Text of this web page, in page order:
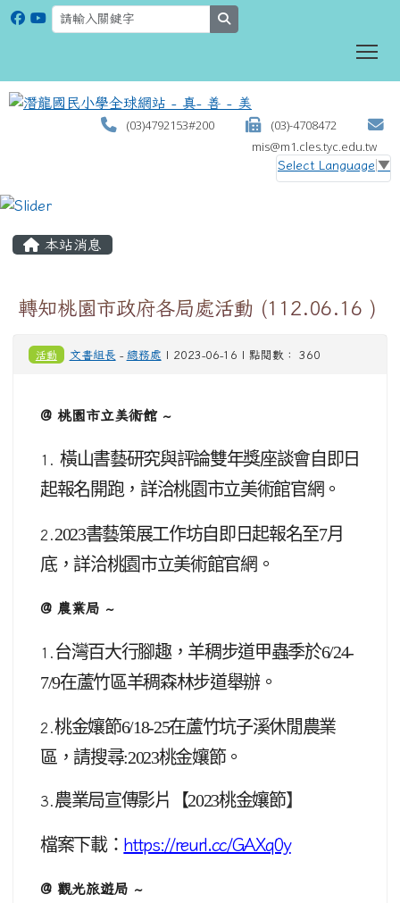
(03)4792153#200
(03)-4708472
mis@m1.cles.tyc.edu.tw
Select Language ▼
本站消息
轉知桃園市政府各局處活動 (112.06.16 )
活動 文書組長 - 總務處 | 2023-06-16 | 點閱數： 360
@ 桃園市立美術館 ~
1. 橫山書藝研究與評論雙年獎座談會自即日
起報名開跑，詳洽桃園市立美術館官網。
2.2023書藝策展工作坊自即日起報名至7月
底，詳洽桃園市立美術館官網。
@ 農業局 ~
1. 台灣百大行腳趣，羊稠步道甲蟲季於6/24-
7/9在蘆竹區羊稠森林步道舉辦。
2.桃金孃節6/18-25在蘆竹坑子溪休閒農業
區，請搜尋:2023桃金孃節。
3. 農業局宣傳影片【2023桃金孃節】
檔案下載： https://reurl.cc/GAXq0y
@ 觀光旅遊局 ~